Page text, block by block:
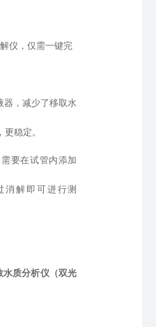
仪，仅需一键完
器，减少了移取水
稳定。
要在试管内添加
消解即可进行测
水质分析仪（双光